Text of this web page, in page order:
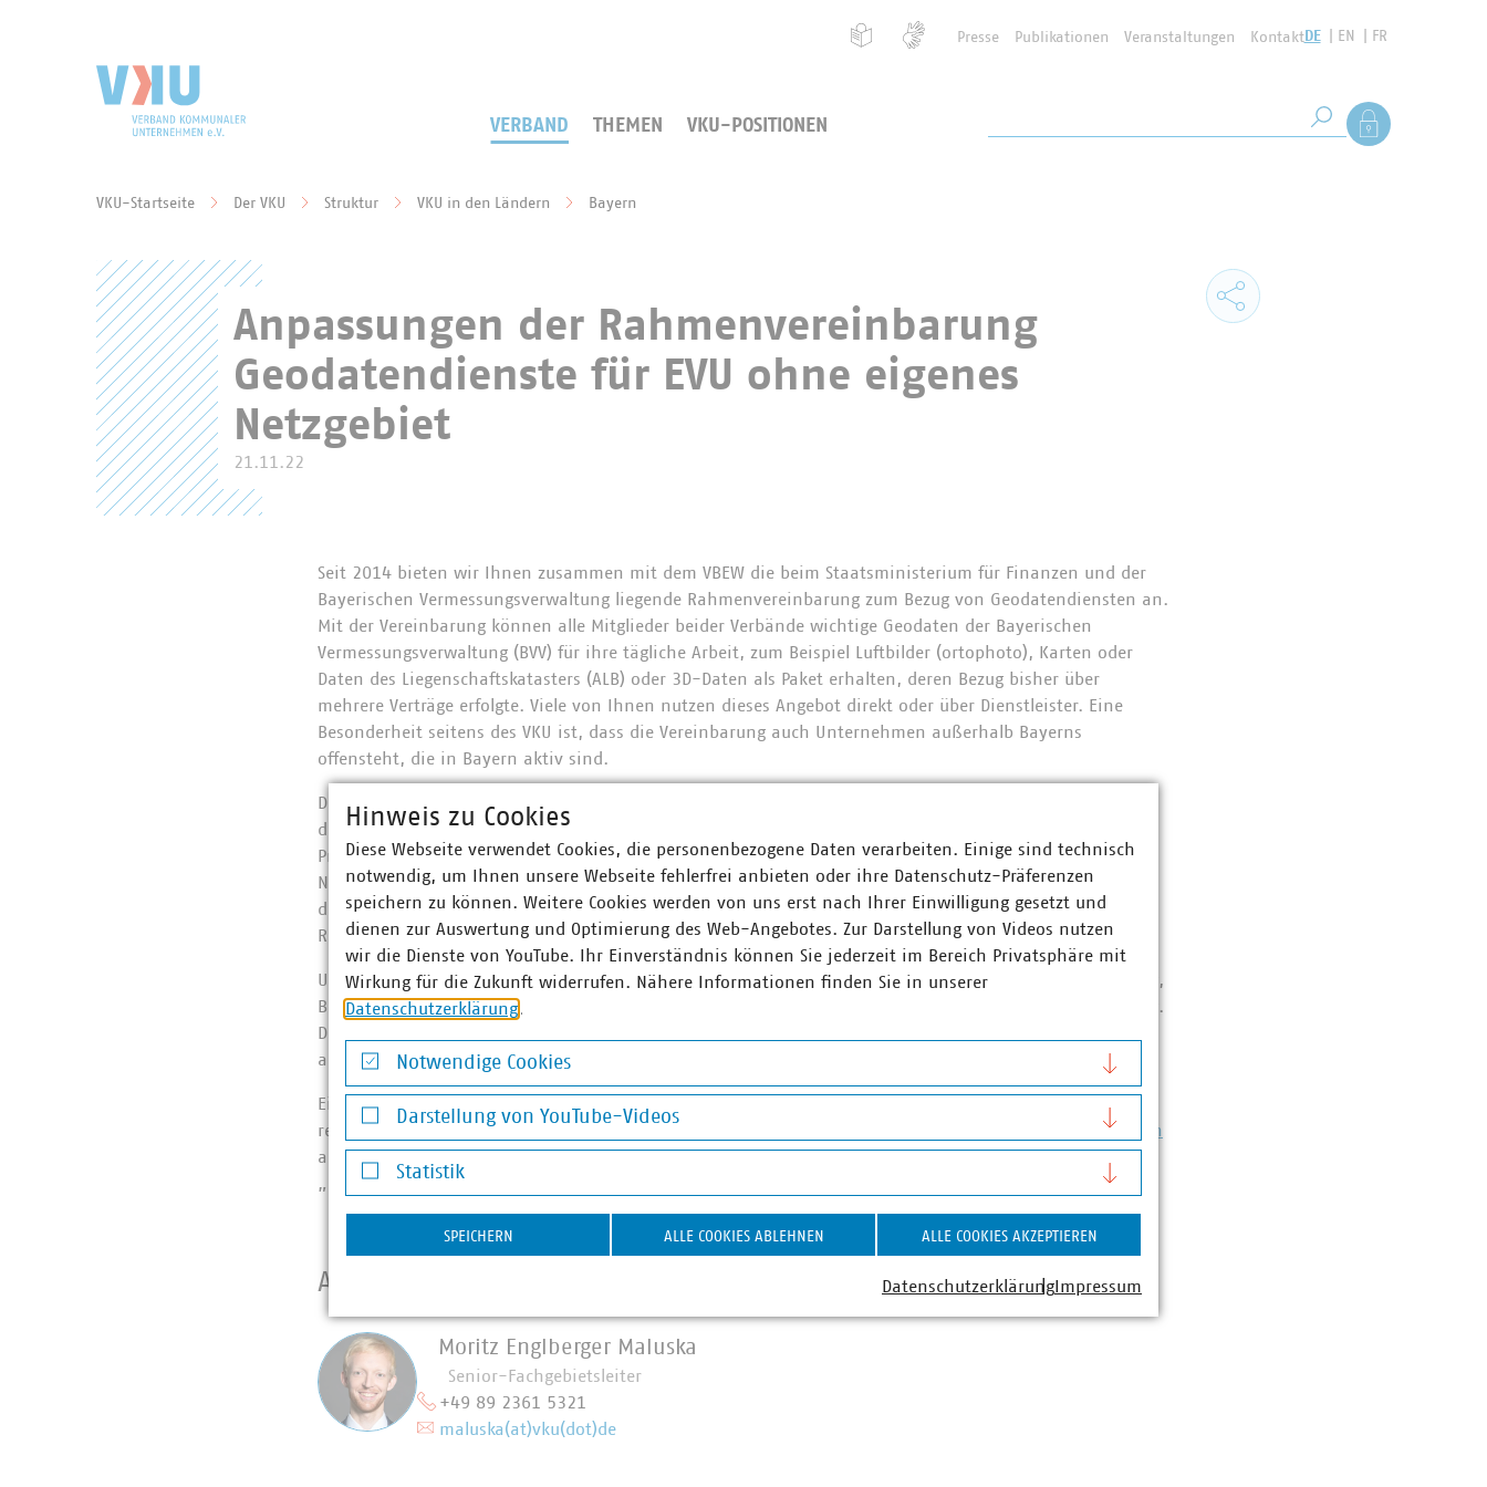
Presse Publikationen Veranstaltungen KontaktDE EN FR
VERBAND THEMEN VKU-POSITIONEN Suche starten
Als Mitglied
VKU-Startseite Der VKU Struktur VKU in den Ländern Bayern
Anpassungen der Rahmenvereinbarung
Geodatendienste für EVU ohne eigenes
Netzgebiet
21.11.22
Seit 2014 bieten wir Ihnen zusammen mit dem VBEW die beim Staatsministerium für Finanzen und der
Bayerischen Vermessungsverwaltung liegende Rahmenvereinbarung zum Bezug von Geodatendiensten an.
Mit der Vereinbarung können alle Mitglieder beider Verbände wichtige Geodaten der Bayerischen
Vermessungsverwaltung (BVV) für ihre tägliche Arbeit, zum Beispiel Luftbilder (ortophoto), Karten oder
Daten des Liegenschaftskatasters (ALB) oder 3D-Daten als Paket erhalten, deren Bezug bisher über
mehrere Verträge erfolgte. Viele von Ihnen nutzen dieses Angebot direkt oder über Dienstleister. Eine
Besonderheit seitens des VKU ist, dass die Vereinbarung auch Unternehmen außerhalb Bayerns
offensteht, die in Bayern aktiv sind.
Diese Vereinbarung wird fortlaufend weiterentwickelt. Eine notwendige Anpassung ergibt sich dadurch,
dass es inzwischen bspw. Kooperationsgesellschaften kommunaler Unternehmen gibt, die etwa als
Projektierer/Betreiber im Bereich Erneuerbarer Energien tätig sind und durch das fehlende eigene
Netzgebiet bisher von der Nutzung dieser Rahmenvereinbarung ausgeschlossen waren. Wir haben uns
dafür eingesetzt, dies zu ändern und können Ihnen nun für EVU ohne eigenes Netzgebietfolgende
Regelung weitergeben:
Unternehmen als Lizenznehmer ohne eigenes Netzgebiet stellen dem zuständigen Amt für Digitalisierung,
Breitband und Vermessung (ADBV) eine zusammenhängende Fläche in Form eines Polygons zur Verfügung.
Dieses „Netzgebiet“ muss mindestens das Gebiet einer Gemeinde umfassen. Das angehängte Schreiben
aus dem Bayerischen Finanzministerium (Zeichen 74-VM 4322-16) formuliert die Details.
Eine Übersicht über die im Rahmen der Vereinbarung beziehbaren Daten ist gemeinsam mit weiteren,
relevanten Dokumenten zum Thema Rahmenvereinbarung Geodatendienste im
VKU-Mitgliederbereich
abrufbar. Bitte beachten Sie, dass den oben genannten Unternehmen das optionale Datenpaket
„Flurstücks- und Eigentümerdaten (ALKIS)“ nicht zur Verfügung steht.
Ansprechpartner
Moritz Englberger Maluska
Senior-Fachgebietsleiter
+49 89 2361 5321
maluska(at)vku(dot)de
Hinweis zu Cookies
Diese Webseite verwendet Cookies, die personenbezogene Daten verarbeiten. Einige sind technisch
notwendig, um Ihnen unsere Webseite fehlerfrei anbieten oder ihre Datenschutz-Präferenzen
speichern zu können. Weitere Cookies werden von uns erst nach Ihrer Einwilligung gesetzt und
dienen zur Auswertung und Optimierung des Web-Angebotes. Zur Darstellung von Videos nutzen
wir die Dienste von YouTube. Ihr Einverständnis können Sie jederzeit im Bereich Privatsphäre mit
Wirkung für die Zukunft widerrufen. Nähere Informationen finden Sie in unserer
Datenschutzerklärung.
Notwendige Cookies
Notwendige Cookies
Darstellung von YouTube-Videos
Darstellung von YouTube-Videos
Statistik
Statistik
SPEICHERN ALLE COOKIES ABLEHNEN ALLE COOKIES AKZEPTIEREN
DatenschutzerklärungImpressum